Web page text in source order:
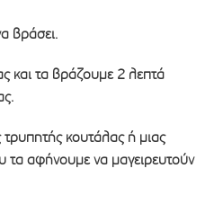
βράσει.
και τα βράζουμε 2 λεπτά
τρυπητής κουτάλας ή μιας
τα αφήνουμε να μαγειρευτούν